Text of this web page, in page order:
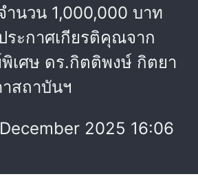
ำนวน 1,000,000 บาท
ะกาศเกียรติคุณจาก
เศษ ดร.กิตติพงษ์ กิตยา
สถาบันฯ
2025 16:06